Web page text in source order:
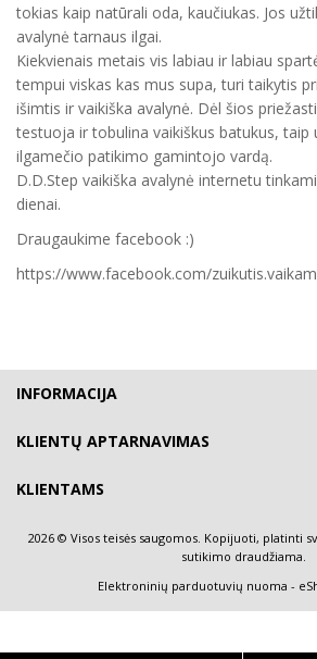
tokias kaip natūrali oda, kaučiukas. Jos
avalynė tarnaus ilgai.
Kiekvienais metais vis labiau ir labiau
tempui viskas kas mus supa, turi taikytis
išimtis ir vaikiška avalynė. Dėl šios
testuoja ir tobulina vaikiškus batukus, taip
ilgamečio patikimo gamintojo vardą.
D.D.Step vaikiška avalynė internetu
dienai.
Draugaukime facebook :)
https://www.facebook.com/
INFORMACIJA
KLIENTŲ APTARNAVIMAS
KLIENTAMS
2026 © Visos teisės saugomos. Kopijuoti, platinti
sutikimo draudžiama.
Elektroninių parduotuvių nuoma -